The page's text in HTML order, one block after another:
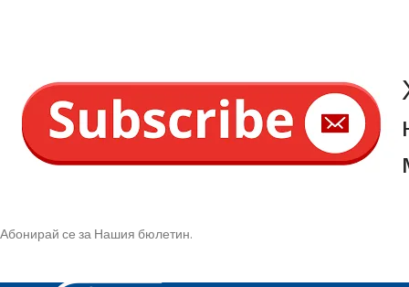
Абонирай се за Нашия бюлетин.